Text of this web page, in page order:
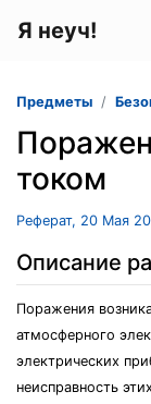
Я неуч!
Предметы
током
Реферат, 20 Мая
Описание
Поражения
атмосферного
электрических
неисправность